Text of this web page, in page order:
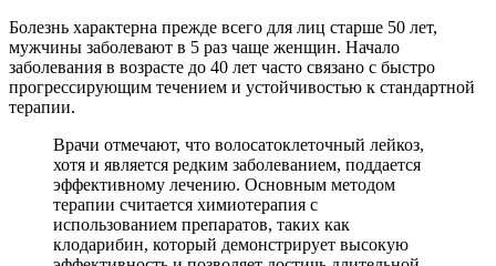
Болезнь характерна прежде всего для лиц старше 50 лет,
мужчины заболевают в 5 раз чаще женщин. Начало
заболевания в возрасте до 40 лет часто связано с быстро
прогрессирующим течением и устойчивостью к стандартной
терапии.
Врачи отмечают, что волосатоклеточный лейкоз,
хотя и является редким заболеванием, поддается
эффективному лечению. Основным методом
терапии считается химиотерапия с
использованием препаратов, таких как
клодарибин, который демонстрирует высокую